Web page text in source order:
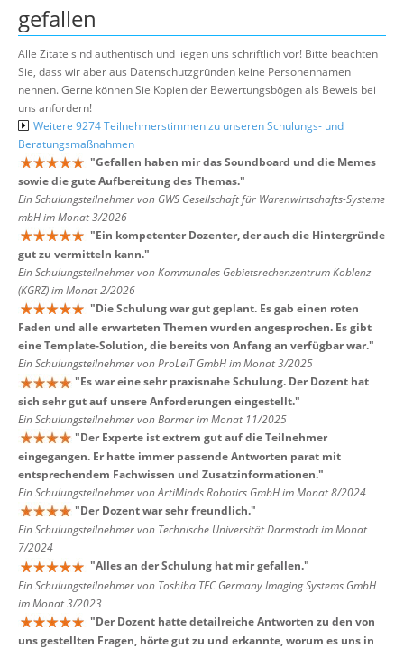
gefallen
Alle Zitate sind authentisch und liegen uns schriftlich vor! Bitte beachten
Sie, dass wir aber aus Datenschutzgründen keine Personennamen
nennen. Gerne können Sie Kopien der Bewertungsbögen als Beweis bei
uns anfordern!
Weitere 9274 Teilnehmerstimmen zu unseren Schulungs- und
Beratungsmaßnahmen
"Gefallen haben mir das Soundboard und die Memes
sowie die gute Aufbereitung des Themas."
Ein Schulungsteilnehmer von GWS Gesellschaft für Warenwirtschafts-Systeme
mbH im Monat 3/2026
"Ein kompetenter Dozenter, der auch die Hintergründe
gut zu vermitteln kann."
Ein Schulungsteilnehmer von Kommunales Gebietsrechenzentrum Koblenz
(KGRZ) im Monat 2/2026
"Die Schulung war gut geplant. Es gab einen roten
Faden und alle erwarteten Themen wurden angesprochen. Es gibt
eine Template-Solution, die bereits von Anfang an verfügbar war."
Ein Schulungsteilnehmer von ProLeiT GmbH im Monat 3/2025
"Es war eine sehr praxisnahe Schulung. Der Dozent hat
sich sehr gut auf unsere Anforderungen eingestellt."
Ein Schulungsteilnehmer von Barmer im Monat 11/2025
"Der Experte ist extrem gut auf die Teilnehmer
eingegangen. Er hatte immer passende Antworten parat mit
entsprechendem Fachwissen und Zusatzinformationen."
Ein Schulungsteilnehmer von ArtiMinds Robotics GmbH im Monat 8/2024
"Der Dozent war sehr freundlich."
Ein Schulungsteilnehmer von Technische Universität Darmstadt im Monat
7/2024
"Alles an der Schulung hat mir gefallen."
Ein Schulungsteilnehmer von Toshiba TEC Germany Imaging Systems GmbH
im Monat 3/2023
"Der Dozent hatte detailreiche Antworten zu den von
uns gestellten Fragen, hörte gut zu und erkannte, worum es uns in